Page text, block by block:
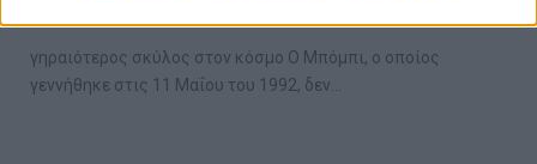
13/05/2023
γηραιότερος σκύλος στον κόσμο Ο Μπόμπι, ο οποίος
γεννήθηκε στις 11 Μαΐου του 1992, δεν…